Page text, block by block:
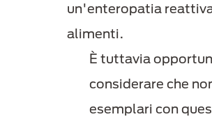
un'enteropatia
alimenti.
È tuttavia
considerare che
esemplari con